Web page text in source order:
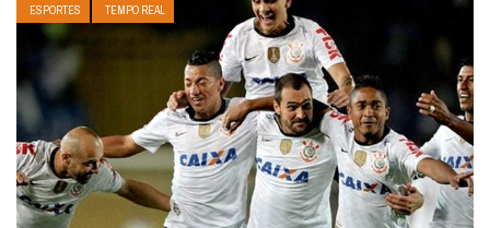
ESPORTES TEMPO REAL